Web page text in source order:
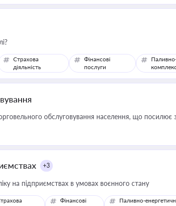
Страхова
діяльність
Фінансові
послуги
обслуговування населення, що посилює
+3
на підприємствах в умовах воєнного стану
Фінансові
Паливно-